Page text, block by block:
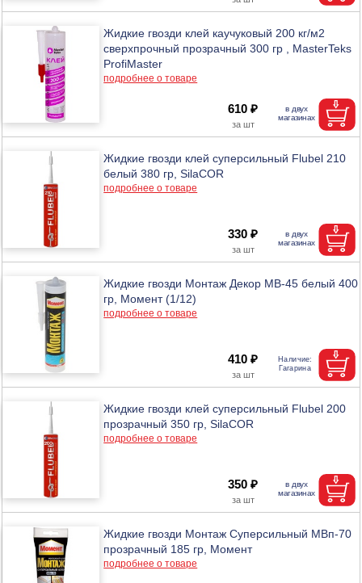
Жидкие гвозди клей каучуковый 200 кг/м2
сверхпрочный прозрачный 300 гр , MasterTeks
ProfiMaster
подробнее о товаре
610 ₽
Жидкие гвозди клей суперсильный Flubel 210
белый 380 гр, SilaCOR
подробнее о товаре
330 ₽
Жидкие гвозди Монтаж Декор МВ-45 белый 400
гр, Момент (1/12)
подробнее о товаре
410 ₽
Жидкие гвозди клей суперсильный Flubel 200
прозрачный 350 гр, SilaCOR
подробнее о товаре
350 ₽
Жидкие гвозди Монтаж Суперсильный МВп-70
прозрачный 185 гр, Момент
подробнее о товаре